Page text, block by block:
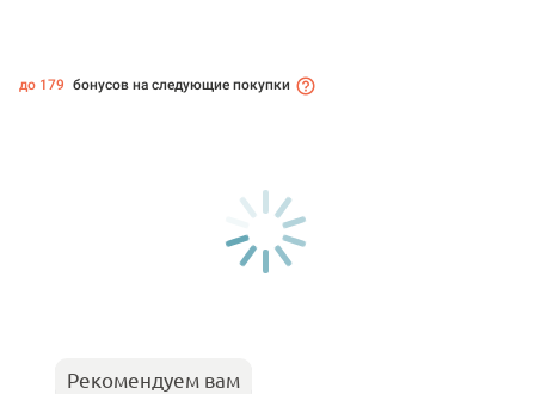
до 179 бонусов на следующие покупки
Рекомендуем вам